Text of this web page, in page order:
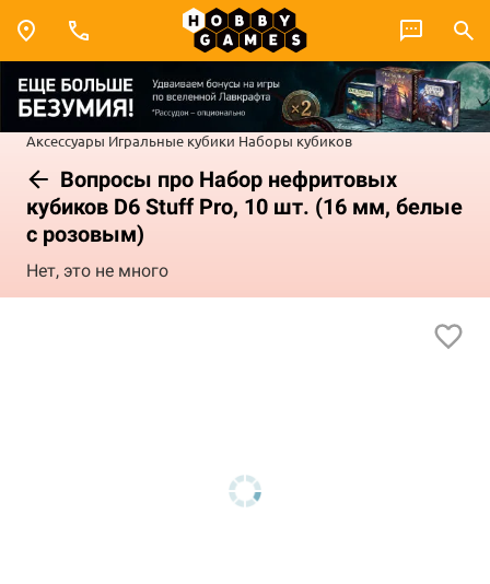
Аксессуары Игральные кубики Наборы кубиков
Вопросы про Набор нефритовых
кубиков D6 Stuff Pro, 10 шт. (16 мм, белые
с розовым)
Нет, это не много